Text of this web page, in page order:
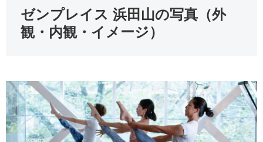
ゼンプレイス 浜田山の写真（外
観・内観・イメージ）